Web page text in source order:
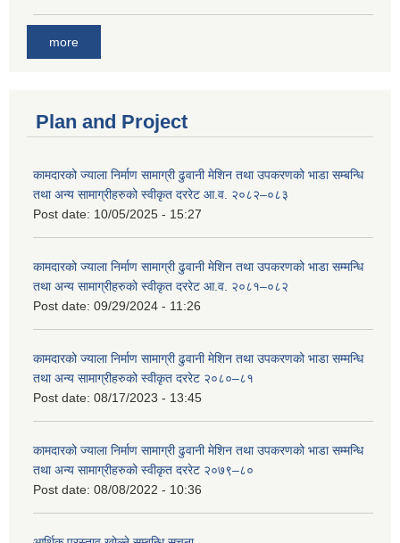
more
Plan and Project
कामदारको ज्याला निर्माण सामाग्री ढुवानी मेशिन तथा उपकरणको भाडा सम्बन्धि
तथा अन्य सामाग्रीहरुको स्वीकृत दररेट आ.व. २०८२–०८३
Post date: 10/05/2025 - 15:27
कामदारको ज्याला निर्माण सामाग्री ढुवानी मेशिन तथा उपकरणको भाडा सम्मन्धि
तथा अन्य सामाग्रीहरुको स्वीकृत दररेट आ.व. २०८१–०८२
Post date: 09/29/2024 - 11:26
कामदारको ज्याला निर्माण सामाग्री ढुवानी मेशिन तथा उपकरणको भाडा सम्मन्धि
तथा अन्य सामाग्रीहरुको स्वीकृत दररेट २०८०–८१
Post date: 08/17/2023 - 13:45
कामदारको ज्याला निर्माण सामाग्री ढुवानी मेशिन तथा उपकरणको भाडा सम्मन्धि
तथा अन्य सामाग्रीहरुको स्वीकृत दररेट २०७९–८०
Post date: 08/08/2022 - 10:36